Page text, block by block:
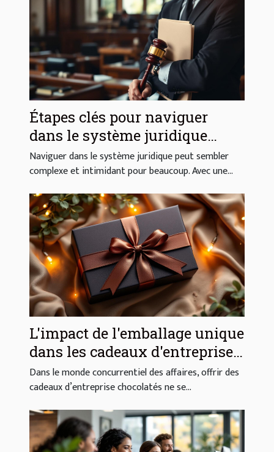
Étapes clés pour naviguer
dans le système juridique
efficacement
Naviguer dans le système juridique peut sembler
complexe et intimidant pour beaucoup. Avec une...
L'impact de l'emballage unique
dans les cadeaux d'entreprise
chocolatés
Dans le monde concurrentiel des affaires, offrir des
cadeaux d’entreprise chocolatés ne se...